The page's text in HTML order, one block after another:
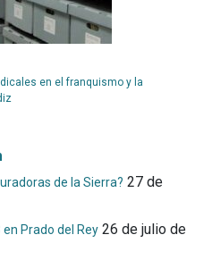
en el franquismo y la
de la Sierra? 27 de
Prado del Rey 26 de julio de